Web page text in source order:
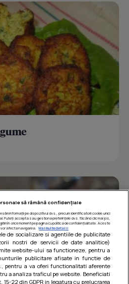
să rămână confidențiale
informații pe dispozitivul dvs., precum identificatorii cookie unici
Puteți accepta sau gestiona preferințele dvs. făcând clic mai jos,
în orice moment pe pagina cu politica de confidențialitate. Aceste
vor afecta navigarea.
Mai multe detalii
de socializare si agentiile de publicitate
nostri de servicii de date analitice)
website-ului sa functioneze, pentru a
publicitare afisate in functie de
pentru a va oferi functionalitati aferente
a analiza traficul pe website. Beneficiati
22 din GDPR in legatura cu prelucrarea